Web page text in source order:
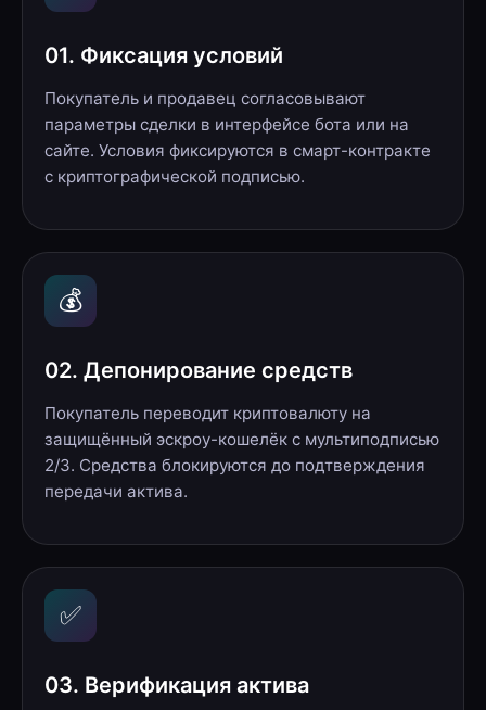
01. Фиксация условий
Покупатель и продавец согласовывают
параметры сделки в интерфейсе бота или на
сайте. Условия фиксируются в смарт-контракте
с криптографической подписью.
💰
02. Депонирование средств
Покупатель переводит криптовалюту на
защищённый эскроу-кошелёк с мультиподписью
2/3. Средства блокируются до подтверждения
передачи актива.
✅
03. Верификация актива